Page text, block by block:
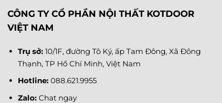
CÔNG TY CỔ PHẦN NỘI THẤT KOTDOOR
VIỆT NAM
Trụ sở: 10/1F, đường Tô Ký, ấp Tam Đông, Xã Đông
Thạnh, TP Hồ Chí Minh, Việt Nam
Hotline: 088.621.9955
Zalo: Chat ngay